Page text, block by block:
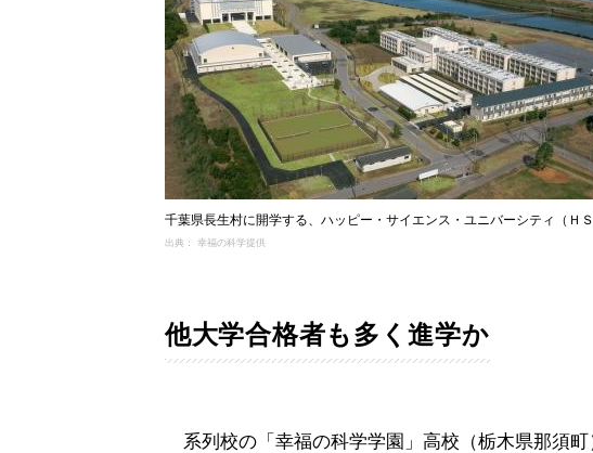
千葉県長生村に開学する、ハッピー・サイエンス・ユニバーシティ（Ｈ
出典： 幸福の科学提供
他大学合格者も多く進学か
系列校の「幸福の科学学園」高校（栃木県那須町